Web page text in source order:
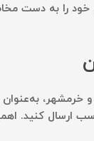
خود را به دست
و خرمشهر،
ارسال کنید.